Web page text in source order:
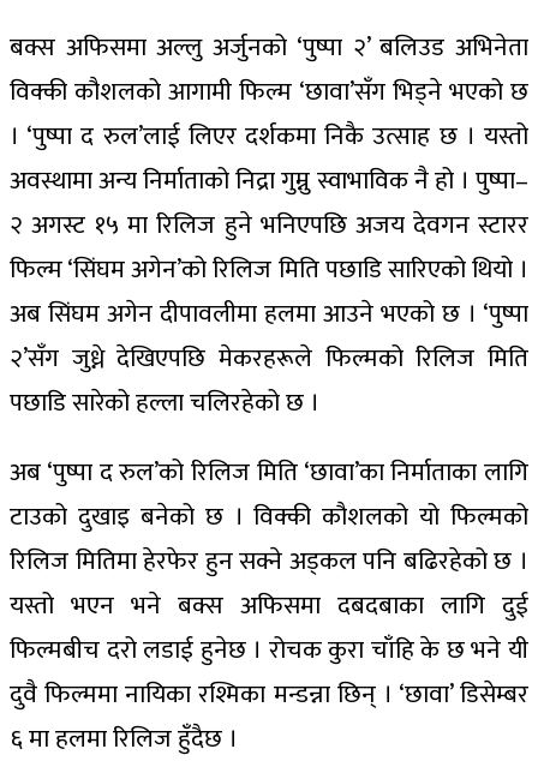
बक्स अफिसमा अल्लु अर्जुनको ‘पुष्पा २’ बलिउड अभिनेता
विक्की कौशलको आगामी फिल्म ‘छावा’सँग भिड्ने भएको छ
। ‘पुष्पा द रुल’लाई लिएर दर्शकमा निकै उत्साह छ । यस्तो
अवस्थामा अन्य निर्माताको निद्रा गुम्नु स्वाभाविक नै हो । पुष्पा–
२ अगस्ट १५ मा रिलिज हुने भनिएपछि अजय देवगन स्टारर
फिल्म ‘सिंघम अगेन’को रिलिज मिति पछाडि सारिएको थियो ।
अब सिंघम अगेन दीपावलीमा हलमा आउने भएको छ । ‘पुष्पा
२’सँग जुध्ने देखिएपछि मेकरहरूले फिल्मको रिलिज मिति
पछाडि सारेको हल्ला चलिरहेको छ ।
अब ‘पुष्पा द रुल’को रिलिज मिति ‘छावा’का निर्माताका लागि
टाउको दुखाइ बनेको छ । विक्की कौशलको यो फिल्मको
रिलिज मितिमा हेरफेर हुन सक्ने अड्कल पनि बढिरहेको छ ।
यस्तो भएन भने बक्स अफिसमा दबदबाका लागि दुई
फिल्मबीच दरो लडाई हुनेछ । रोचक कुरा चाँहि के छ भने यी
दुवै फिल्ममा नायिका रश्मिका मन्डन्ना छिन् । ‘छावा’ डिसेम्बर
६ मा हलमा रिलिज हुँदैछ ।